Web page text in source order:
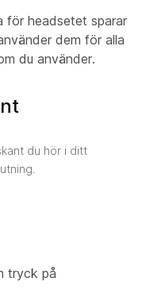
för headsetet sparar
dem för alla
du använder.
du hör i ditt
tryck på